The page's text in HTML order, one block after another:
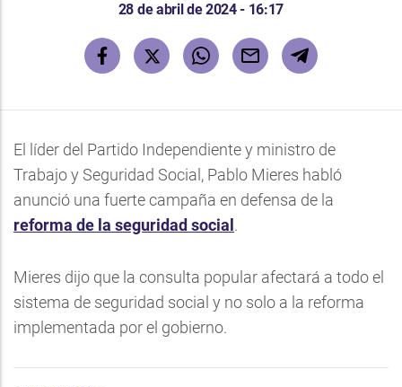
28 de abril de 2024 - 16:17
El líder del Partido Independiente y ministro de
Trabajo y Seguridad Social, Pablo Mieres habló
anunció una fuerte campaña en defensa de la
reforma de la seguridad social .
Mieres dijo que la consulta popular afectará a todo el
sistema de seguridad social y no solo a la reforma
implementada por el gobierno.